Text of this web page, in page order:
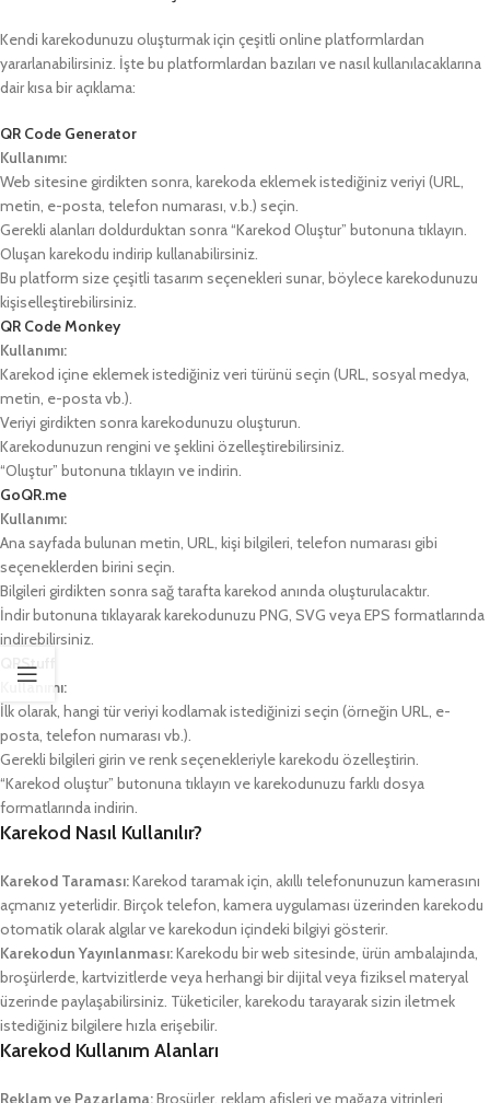
Kendi karekodunuzu oluşturmak için çeşitli online platformlardan
yararlanabilirsiniz. İşte bu platformlardan bazıları ve nasıl kullanılacaklarına
dair kısa bir açıklama:
QR Code Generator
Kullanımı:
Web sitesine girdikten sonra, karekoda eklemek istediğiniz veriyi (URL,
metin, e-posta, telefon numarası, v.b.) seçin.
Gerekli alanları doldurduktan sonra “Karekod Oluştur” butonuna tıklayın.
Oluşan karekodu indirip kullanabilirsiniz.
Bu platform size çeşitli tasarım seçenekleri sunar, böylece karekodunuzu
kişiselleştirebilirsiniz.
QR Code Monkey
Kullanımı:
Karekod içine eklemek istediğiniz veri türünü seçin (URL, sosyal medya,
metin, e-posta vb.).
Veriyi girdikten sonra karekodunuzu oluşturun.
Karekodunuzun rengini ve şeklini özelleştirebilirsiniz.
“Oluştur” butonuna tıklayın ve indirin.
GoQR.me
Kullanımı:
Ana sayfada bulunan metin, URL, kişi bilgileri, telefon numarası gibi
seçeneklerden birini seçin.
Bilgileri girdikten sonra sağ tarafta karekod anında oluşturulacaktır.
İndir butonuna tıklayarak karekodunuzu PNG, SVG veya EPS formatlarında
indirebilirsiniz.
QRStuff
Kullanımı:
İlk olarak, hangi tür veriyi kodlamak istediğinizi seçin (örneğin URL, e-
posta, telefon numarası vb.).
Gerekli bilgileri girin ve renk seçenekleriyle karekodu özelleştirin.
“Karekod oluştur” butonuna tıklayın ve karekodunuzu farklı dosya
formatlarında indirin.
Karekod Nasıl Kullanılır?
Karekod Taraması:Karekod taramak için, akıllı telefonunuzun kamerasını
açmanız yeterlidir. Birçok telefon, kamera uygulaması üzerinden karekodu
otomatik olarak algılar ve karekodun içindeki bilgiyi gösterir.
Karekodun Yayınlanması:Karekodu bir web sitesinde, ürün ambalajında,
broşürlerde, kartvizitlerde veya herhangi bir dijital veya fiziksel materyal
üzerinde paylaşabilirsiniz. Tüketiciler, karekodu tarayarak sizin iletmek
istediğiniz bilgilere hızla erişebilir.
Karekod Kullanım Alanları
Reklam ve Pazarlama:Broşürler, reklam afişleri ve mağaza vitrinleri